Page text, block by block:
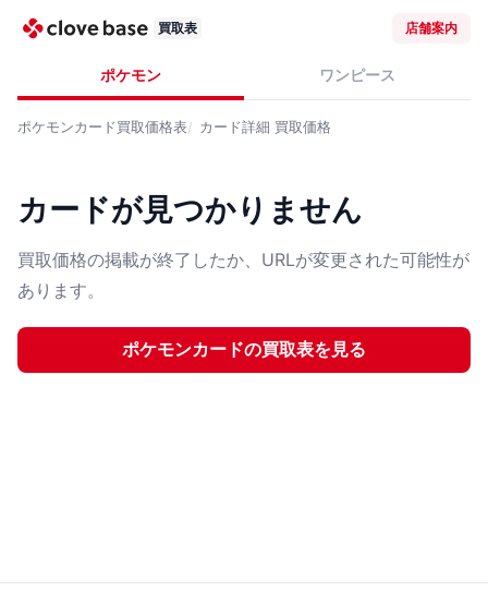
買取表 店舗案内
ポケモン ワンピース
ポケモンカード買取価格表 カード詳細 買取価格
カードが見つかりません
買取価格の掲載が終了したか、URLが変更された可能性が
あります。
ポケモンカードの買取表を見る